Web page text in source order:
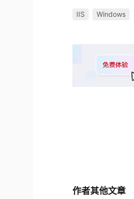
IIS Windows
作者其他文章